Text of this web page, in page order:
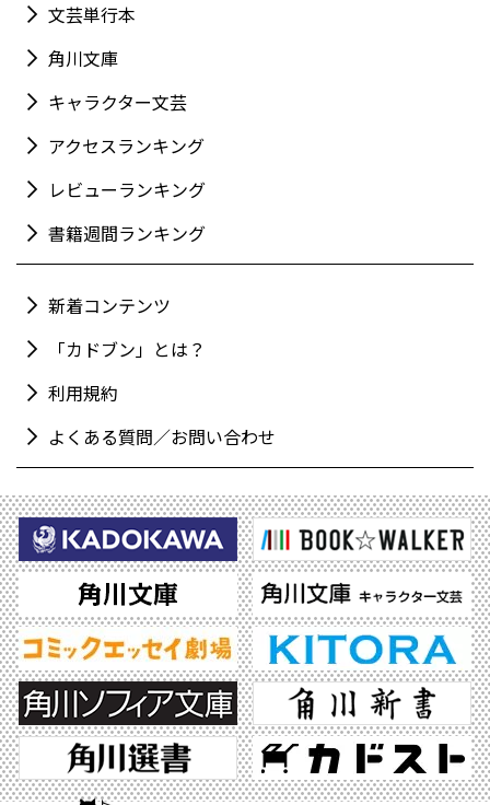
文芸単行本
角川文庫
キャラクター文芸
アクセスランキング
レビューランキング
書籍週間ランキング
新着コンテンツ
「カドブン」とは？
利用規約
よくある質問／お問い合わせ